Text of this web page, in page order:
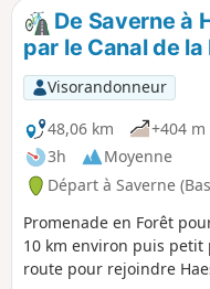
De Saverne à
par le Canal de la
Visorandonneur
48,06 km
+404 m
3h
Moyenne
Départ à Saverne
Promenade en Forêt
10 km environ puis petit
route pour rejoindre